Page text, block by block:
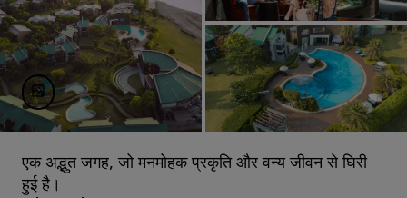
एक अद्भुत जगह, जो मनमोहक प्रकृति और वन्य जीवन से घिरी
हुई है।